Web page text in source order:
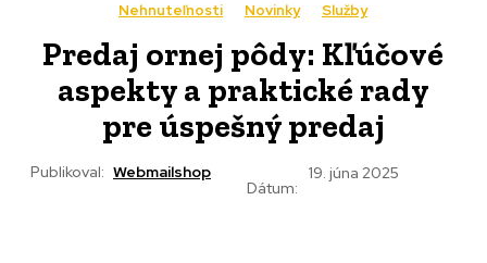
Nehnuteľnosti Novinky Služby
Predaj ornej pôdy: Kľúčové
aspekty a praktické rady
pre úspešný predaj
Publikoval: Webmailshop
Dátum:
19. júna 2025